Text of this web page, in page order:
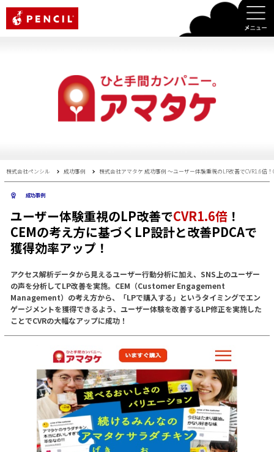
株式会社ペンシル 成功事例 株式会社アマタケ 成功事例 〜ユーザー体験重視のLP改善でCVR1.6倍
成功事例
ユーザー体験重視のLP改善でCVR1.6倍！
CEMの考え方に基づくLP設計と改善PDCAで
獲得効率アップ！
アクセス解析データから見えるユーザー行動分析に加え、SNS上のユーザー
の声を分析してLP改善を実施。CEM（Customer Engagement
Management）の考え方から、「LPで購入する」というタイミングでエン
ゲージメントを獲得できるよう、ユーザー体験を改善するLP修正を実施した
ことでCVRの大幅なアップに成功！